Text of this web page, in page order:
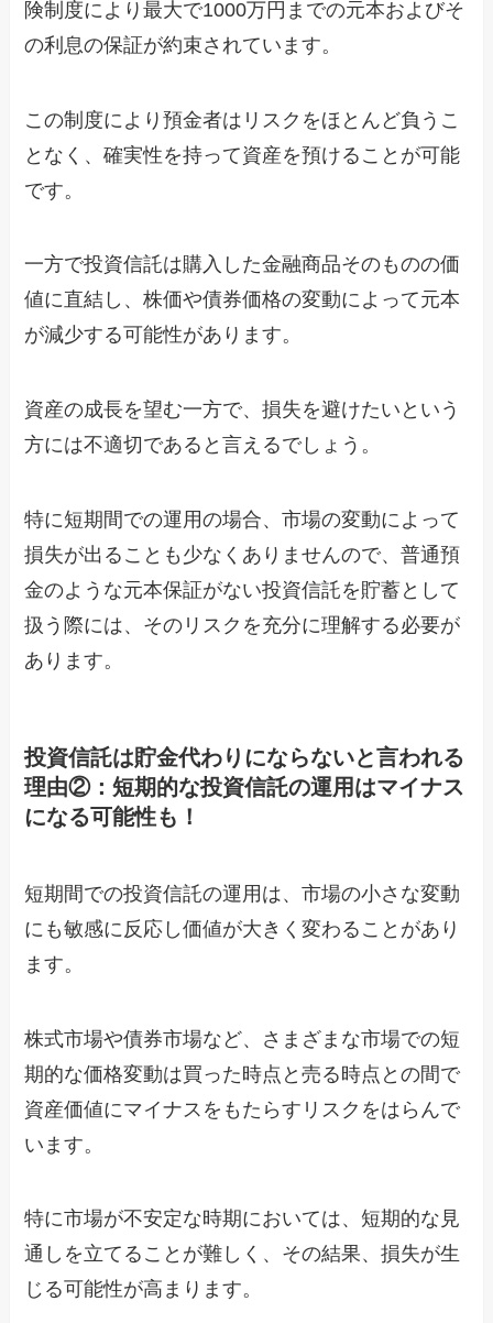
険制度により最大で1000万円までの元本およびそ
の利息の保証が約束されています。
この制度により預金者はリスクをほとんど負うこ
となく、確実性を持って資産を預けることが可能
です。
一方で投資信託は購入した金融商品そのものの価
値に直結し、株価や債券価格の変動によって元本
が減少する可能性があります。
資産の成長を望む一方で、損失を避けたいという
方には不適切であると言えるでしょう。
特に短期間での運用の場合、市場の変動によって
損失が出ることも少なくありませんので、普通預
金のような元本保証がない投資信託を貯蓄として
扱う際には、そのリスクを充分に理解する必要が
あります。
投資信託は貯金代わりにならないと言われる
理由②：短期的な投資信託の運用はマイナス
になる可能性も！
短期間での投資信託の運用は、市場の小さな変動
にも敏感に反応し価値が大きく変わることがあり
ます。
株式市場や債券市場など、さまざまな市場での短
期的な価格変動は買った時点と売る時点との間で
資産価値にマイナスをもたらすリスクをはらんで
います。
特に市場が不安定な時期においては、短期的な見
通しを立てることが難しく、その結果、損失が生
じる可能性が高まります。